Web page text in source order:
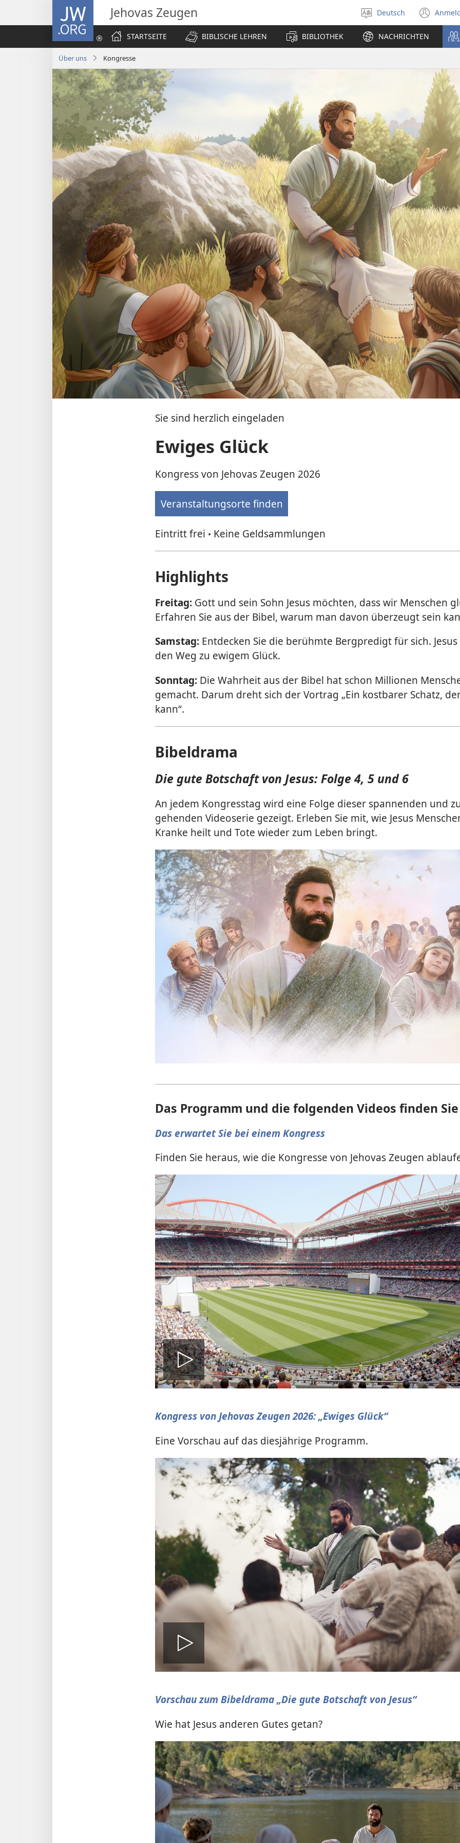
JW.ORG Jehovas Zeugen
Sprache
auswählen
Deutsch
STARTSEITE BIBLISCHE LEHREN BIBLIOTHEK NACHRICHTEN
Über uns Kongresse
Sie sind herzlich eingeladen
Ewiges Glück
Kongress von Jehovas Zeugen 2026
Veranstaltungs­orte finden
Eintritt frei • Keine Geldsammlungen
Highlights
Freitag: Gott und sein Sohn Jesus möchten, dass wir Menschen
Erfahren Sie aus der Bibel, warum man davon überzeugt sein
Samstag: Entdecken Sie die berühmte Bergpredigt für sich.
den Weg zu ewigem Glück.
Sonntag: Die Wahrheit aus der Bibel hat schon Millionen
gemacht. Darum dreht sich der Vortrag „Ein kostbarer Schatz,
kann“.
Bibeldrama
Die gute Botschaft von Jesus: Folge 4, 5 und 6
An jedem Kongresstag wird eine Folge dieser spannenden und
gehenden Videoserie gezeigt. Erleben Sie mit, wie Jesus
Kranke heilt und Tote wieder zum Leben bringt.
Das Programm und die folgenden Videos finden
Das erwartet Sie bei einem Kongress
Finden Sie heraus, wie die Kongresse von Jehovas Zeugen
Video
abspielen
Kongress von Jehovas Zeugen 2026: „Ewiges Glück“
Eine Vorschau auf das diesjährige Programm.
Video
abspielen
Vorschau zum Bibeldrama „Die gute Botschaft von Jesus“
Wie hat Jesus anderen Gutes getan?